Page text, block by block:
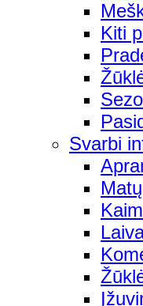
Kiti
Svarbi